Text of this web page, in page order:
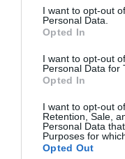
consent section.
I want to opt-out
Personal Data.
Opted In
I want to opt-out
Personal Data for
Opted In
I want to opt-out
Retention, Sale,
Personal Data
Purposes for
Opted Out
09.08.2026 | 13:00
Πανσέληνος
μερική έκλειψη και
εντυπωσιακά
09.08.2026 | 12:40
Εύβοια: Νέες